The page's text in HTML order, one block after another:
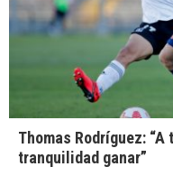
Thomas Rodríguez:
tranquilidad ganar”